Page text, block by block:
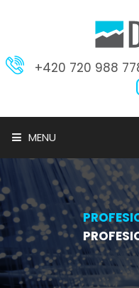
+420 720 988
MENU
NAŠE SLUŽBY
TECHNOLOGIE A SYSTÉMY